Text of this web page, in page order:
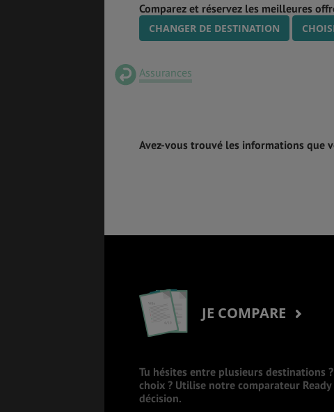
Comparez et réservez les meilleures
CHANGER DE DESTINATION
Assurances
Avez-vous trouvé les informations que
JE COMPARE
Tu hésites entre plusieurs destinations
choix ? Utilise notre comparateur
décision.